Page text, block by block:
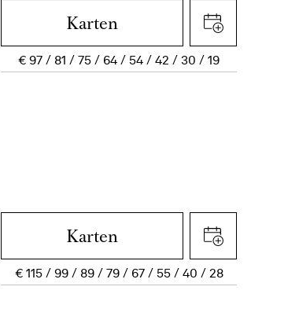
Karten
€97 81 75 64 54 42 30 19
Karten
€ 115 99 89 79 67 55 40 28